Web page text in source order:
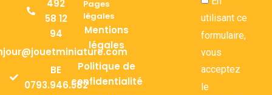
492
58 12
94
BE
0793.946.582
Pages
légales
Mentions
légales
Politique de
confidentialité
utilisant ce
formulaire,
vous
acceptez
le